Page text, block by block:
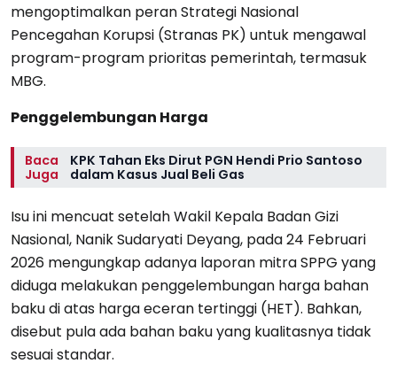
mengoptimalkan peran Strategi Nasional
Pencegahan Korupsi (Stranas PK) untuk mengawal
program-program prioritas pemerintah, termasuk
MBG.
Penggelembungan Harga
Baca
Juga
KPK Tahan Eks Dirut PGN Hendi Prio Santoso
dalam Kasus Jual Beli Gas
Isu ini mencuat setelah Wakil Kepala Badan Gizi
Nasional, Nanik Sudaryati Deyang, pada 24 Februari
2026 mengungkap adanya laporan mitra SPPG yang
diduga melakukan penggelembungan harga bahan
baku di atas harga eceran tertinggi (HET). Bahkan,
disebut pula ada bahan baku yang kualitasnya tidak
sesuai standar.